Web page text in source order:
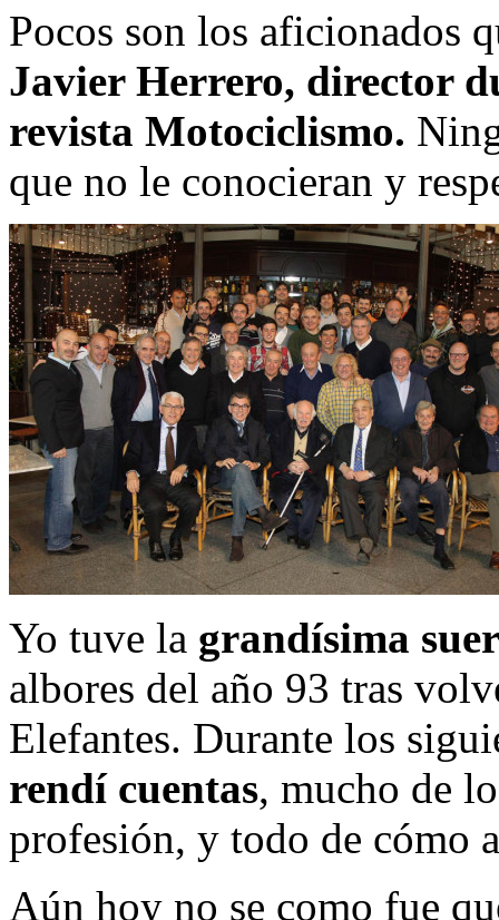
Pocos son los aficionados
Javier Herrero, director
revista Motociclismo.
que no le conocieran y
Yo tuve la grandísima
albores del año 93 tras
Elefantes. Durante los
rendí cuentas, mucho de
profesión, y todo de cómo
Aún hoy no se como fue